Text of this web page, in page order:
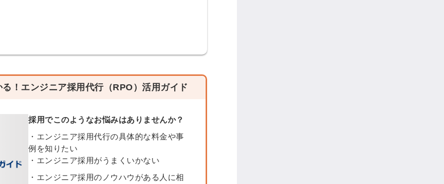
る！エンジニア採用代行（RPO）活用ガイド
採用でこのようなお悩みはありませんか？
・エンジニア採用代行の具体的な料金や事
例を知りたい
・エンジニア採用がうまくいかない
・エンジニア採用のノウハウがある人に相
ます
利用規約と個人情報
の取り扱い について
同意のうえ
「採用パ
ートナ
みんなの採用部
採用に役立つ